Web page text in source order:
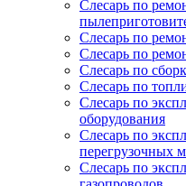
Слесарь по
Слесарь по
Слесарь по
Слесарь по
Слесарь по
Слесарь по
оборудования
Слесарь по
перегрузочных
Слесарь по